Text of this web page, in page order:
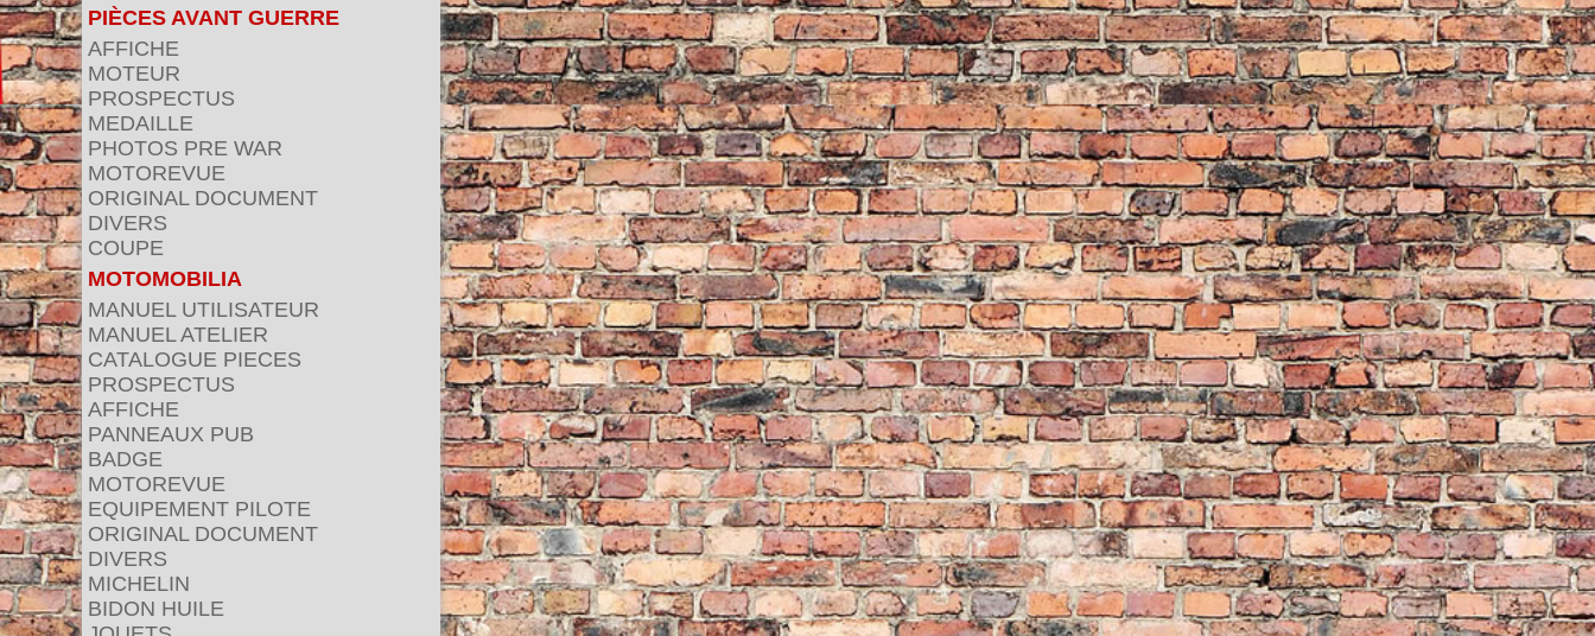
PIÈCES AVANT GUERRE
AFFICHE
MOTEUR
PROSPECTUS
MEDAILLE
PHOTOS PRE WAR
MOTOREVUE
ORIGINAL DOCUMENT
DIVERS
COUPE
MOTOMOBILIA
MANUEL UTILISATEUR
MANUEL ATELIER
CATALOGUE PIECES
PROSPECTUS
AFFICHE
PANNEAUX PUB
BADGE
MOTOREVUE
EQUIPEMENT PILOTE
ORIGINAL DOCUMENT
DIVERS
MICHELIN
BIDON HUILE